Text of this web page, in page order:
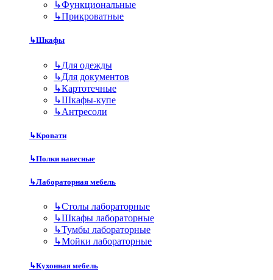
↳Функциональные
↳Прикроватные
↳Шкафы
↳Для одежды
↳Для документов
↳Картотечные
↳Шкафы-купе
↳Антресоли
↳Кровати
↳Полки навесные
↳Лабораторная мебель
↳Столы лабораторные
↳Шкафы лабораторные
↳Тумбы лабораторные
↳Мойки лабораторные
↳Кухонная мебель